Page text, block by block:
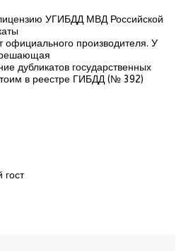
УГИБДД МВД Российской
официального производителя. У
дубликатов государственных
в реестре ГИБДД (№ 392)